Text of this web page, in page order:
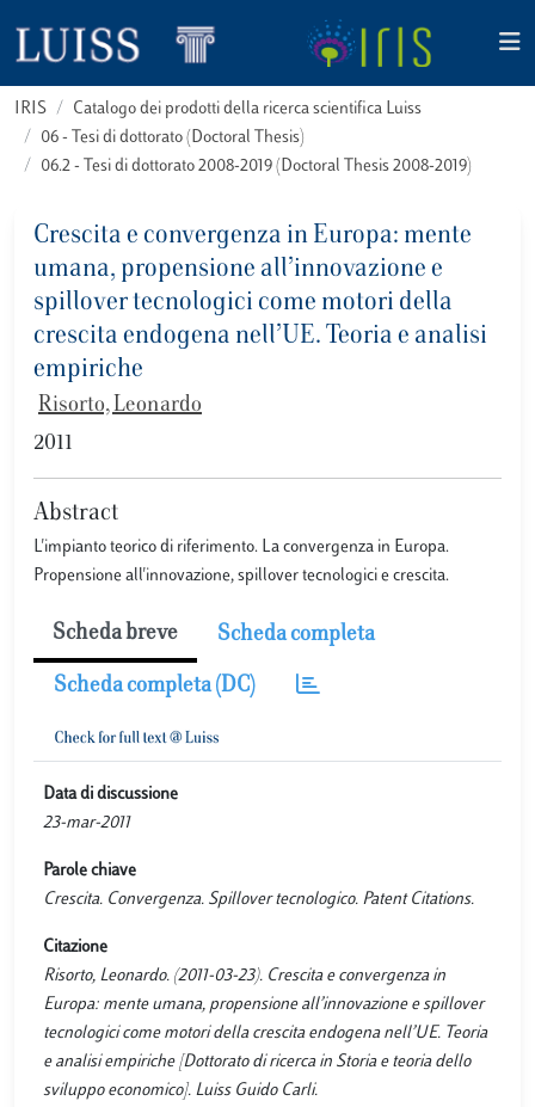
IRIS
Catalogo dei prodotti della ricerca scientifica Luiss
06 - Tesi di dottorato (Doctoral Thesis)
06.2 - Tesi di dottorato 2008-2019 (Doctoral Thesis 2008-2019)
Crescita e convergenza in Europa: mente
umana, propensione all’innovazione e
spillover tecnologici come motori della
crescita endogena nell’UE. Teoria e analisi
empiriche
Risorto, Leonardo
2011
Abstract
L'impianto teorico di riferimento. La convergenza in Europa.
Propensione all'innovazione, spillover tecnologici e crescita.
Scheda breve Scheda completa
Scheda completa (DC)
Data di discussione
23-mar-2011
Parole chiave
Crescita. Convergenza. Spillover tecnologico. Patent Citations.
Citazione
Risorto, Leonardo. (2011-03-23). Crescita e convergenza in
Europa: mente umana, propensione all’innovazione e spillover
tecnologici come motori della crescita endogena nell’UE. Teoria
e analisi empiriche [Dottorato di ricerca in Storia e teoria dello
sviluppo economico]. Luiss Guido Carli.